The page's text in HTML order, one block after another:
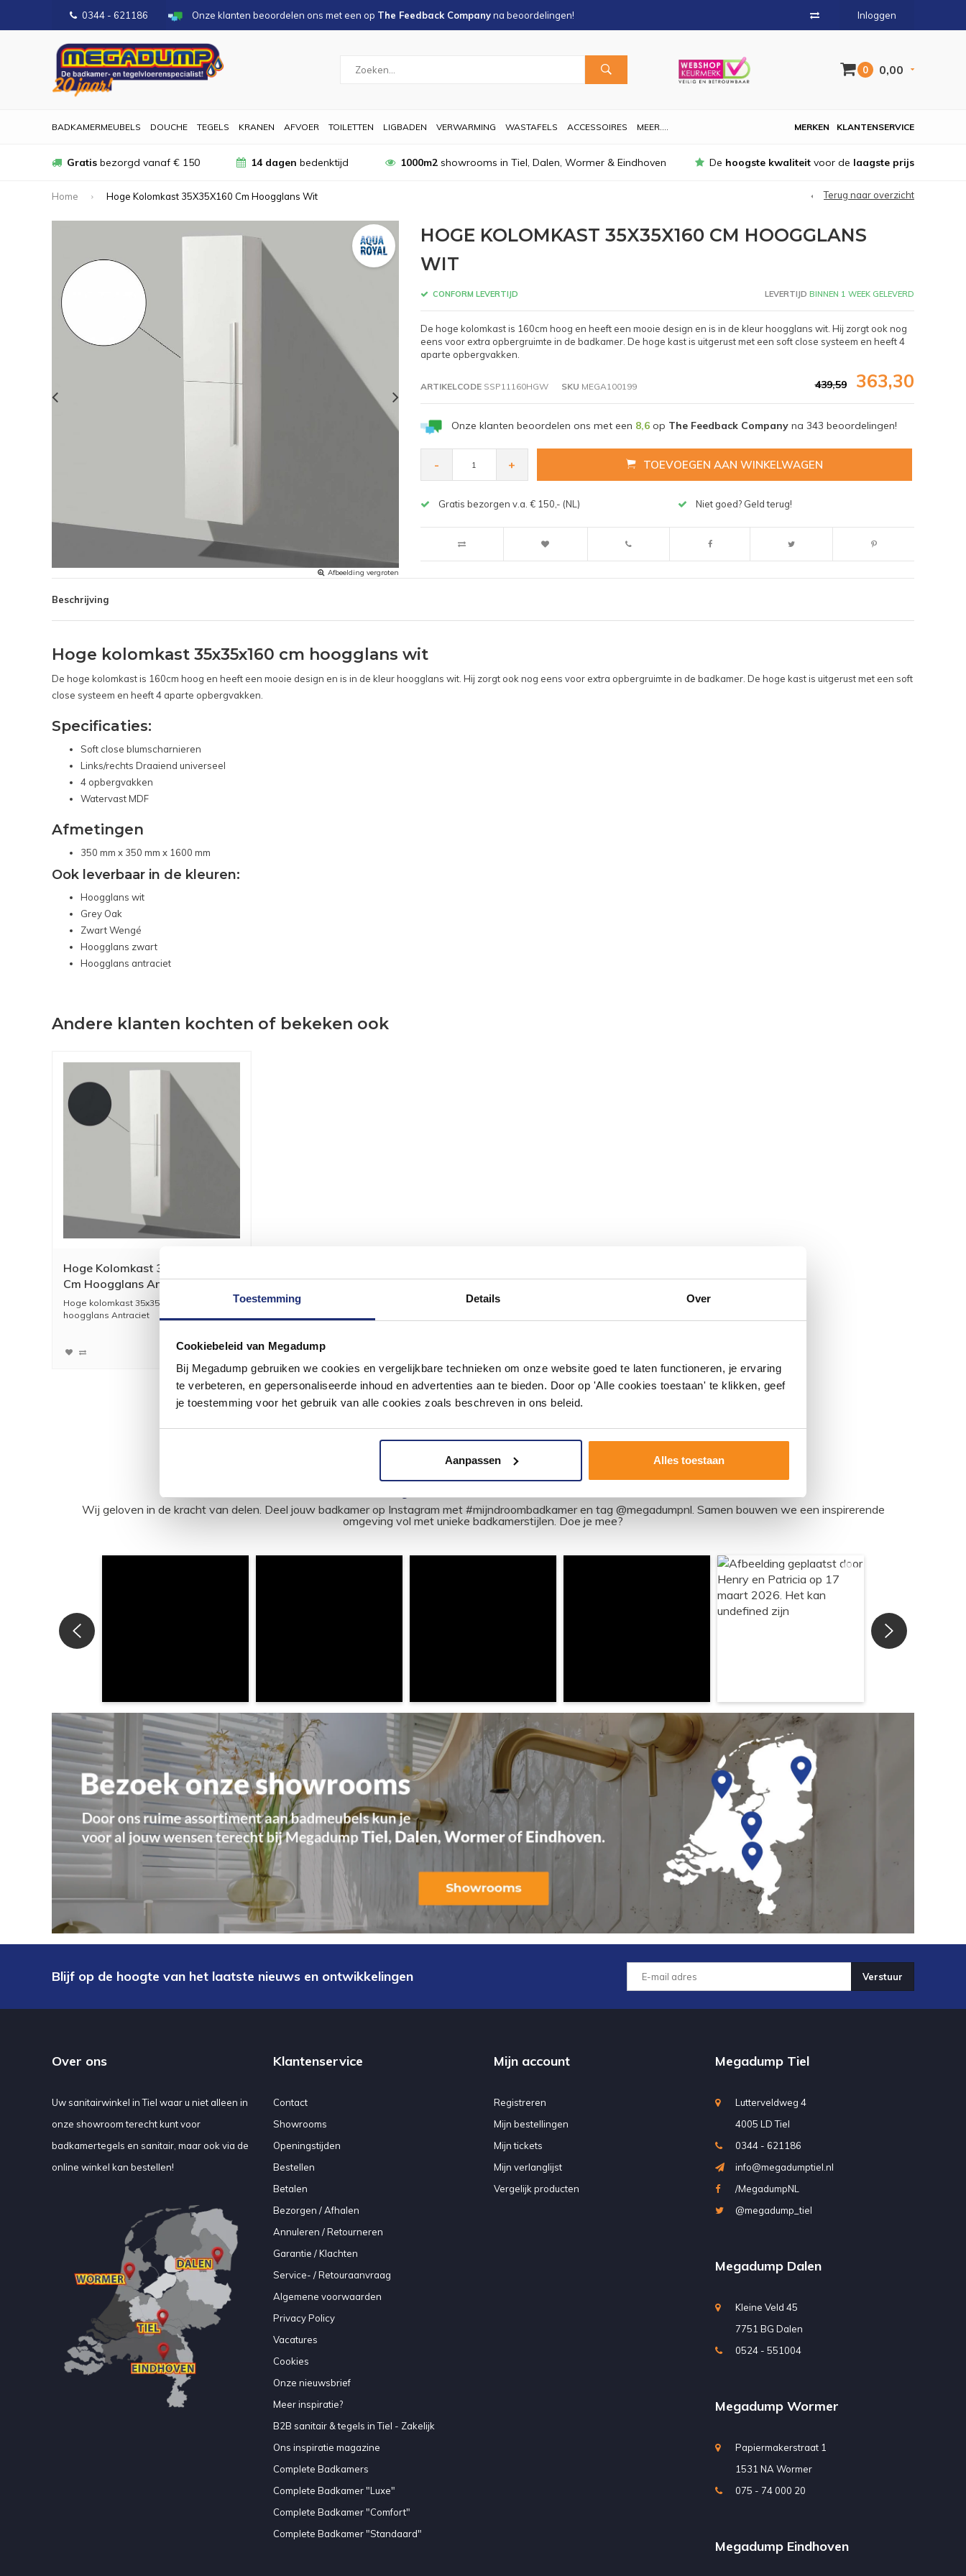
Toestemming Details Over
Cookiebeleid van Megadump
Bij Megadump gebruiken we cookies en vergelijkbare technieken om onze website goed te laten functioneren, je ervaring
te verbeteren, en gepersonaliseerde inhoud en advertenties aan te bieden. Door op 'Alle cookies toestaan' te klikken, geef
je toestemming voor het gebruik van alle cookies zoals beschreven in ons beleid.
Aanpassen Alles toestaan
0344 - 621186 Onze klanten beoordelen ons met een op The Feedback Companyna beoordelingen! Inloggen
0 0,00
BADKAMERMEUBELS DOUCHE TEGELS KRANEN AFVOER TOILETTEN LIGBADEN VERWARMING WASTAFELS ACCESSOIRES MEER.... KLANTENSERVICE
MERKEN
Gratis bezorgd vanaf € 150 14 dagen bedenktijd 1000m2showrooms in Tiel, Dalen, Wormer & Eindhoven De hoogste kwaliteit voor de laagste prijs
Home Hoge Kolomkast 35X35X160 Cm Hoogglans Wit Terug naar overzicht
Afbeelding vergroten
HOGE KOLOMKAST 35X35X160 CM HOOGGLANS
WIT
CONFORM LEVERTIJD LEVERTIJD BINNEN 1 WEEK GELEVERD
De hoge kolomkast is 160cm hoog en heeft een mooie design en is in de kleur hoogglans wit. Hij zorgt ook nog
eens voor extra opbergruimte in de badkamer. De hoge kast is uitgerust met een soft close systeem en heeft 4
aparte opbergvakken.
ARTIKELCODESSP11160HGW SKU MEGA100199 439,59 363,30
Onze klanten beoordelen ons met een 8,6op The Feedback Companyna 343 beoordelingen!
- + TOEVOEGEN AAN WINKELWAGEN
Gratis bezorgen v.a. € 150,- (NL) Niet goed? Geld terug!
Beschrijving
Hoge kolomkast 35x35x160 cm hoogglans wit
De hoge kolomkast is 160cm hoog en heeft een mooie design en is in de kleur hoogglans wit. Hij zorgt ook nog eens voor extra opbergruimte in de badkamer. De hoge kast is uitgerust met een soft
close systeem en heeft 4 aparte opbergvakken.
Specificaties:
Soft close blumscharnieren
Links/rechts Draaiend universeel
4 opbergvakken
Watervast MDF
Afmetingen
350 mm x 350 mm x 1600 mm
Ook leverbaar in de kleuren:
Hoogglans wit
Grey Oak
Zwart Wengé
Hoogglans zwart
Hoogglans antraciet
Andere klanten kochten of bekeken ook
Hoge Kolomkast 35X35X160
Cm Hoogglans Antraciet
Hoge kolomkast 35x35x160 cm
hoogglans Antraciet
363,30
#mijndroombadkamer
Wij geloven in de kracht van delen. Deel jouw badkamer op Instagram met #mijndroombadkamer en tag @megadumpnl. Samen bouwen we een inspirerende
omgeving vol met unieke badkamerstijlen. Doe je mee?
Blijf op de hoogte van het laatste nieuws en ontwikkelingen Verstuur
Over ons
Uw sanitairwinkel in Tiel waar u niet alleen in
onze showroom terecht kunt voor
badkamertegels en sanitair, maar ook via de
online winkel kan bestellen!
Klantenservice
Contact
Showrooms
Openingstijden
Bestellen
Betalen
Bezorgen / Afhalen
Annuleren / Retourneren
Garantie / Klachten
Service- / Retouraanvraag
Algemene voorwaarden
Privacy Policy
Vacatures
Cookies
Onze nieuwsbrief
Meer inspiratie?
B2B sanitair & tegels in Tiel - Zakelijk
Ons inspiratie magazine
Complete Badkamers
Complete Badkamer "Luxe"
Complete Badkamer "Comfort"
Complete Badkamer "Standaard"
Mijn account
Registreren
Mijn bestellingen
Mijn tickets
Mijn verlanglijst
Vergelijk producten
Megadump Tiel
Lutterveldweg 4
4005 LD Tiel
0344 - 621186
info@megadumptiel.nl
/MegadumpNL
@megadump_tiel
Megadump Dalen
Kleine Veld 45
7751 BG Dalen
0524 - 551004
Megadump Wormer
Papiermakerstraat 1
1531 NA Wormer
075 - 74 000 20
Megadump Eindhoven